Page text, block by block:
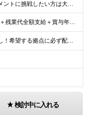
【上流工程やマネジメントに挑戦したい方は大歓迎です！】 ★インフラエンジニアとしての実務経験をお持ちの方 ★上記に加え、下記いずれかに該当する方 ・チームのリーダー／サブリーダーの経験をお持ちの方 ・
月給35万円～57万円＋残業代全額支給＋賞与年3.45ヵ月(リーダー経験者) 月給32万円～43万円＋残業代全額支給＋賞与年3.45ヵ月(実務経験者) 入社時想定年収： 490万円～798万円(リー
≪会社都合の転勤なし！希望する拠点に必ず配属します。新潟Uターン・Iターン大歓迎！≫ 首都圏(東京、神奈川、千葉、埼玉)または新潟市、長岡市周辺のお客様先または各拠点での勤務となります。 ■東京支社
検討中に入れる